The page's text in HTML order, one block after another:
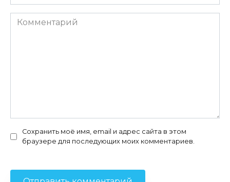
*
Комментарий
Сохранить моё имя, email и адрес сайта в этом
браузере для последующих моих комментариев.